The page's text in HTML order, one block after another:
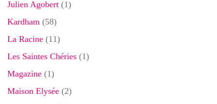
Julien Agobert (1)
Kardham (58)
La Racine (11)
Les Saintes Chéries (1)
Magazine (1)
Maison Elysée (2)